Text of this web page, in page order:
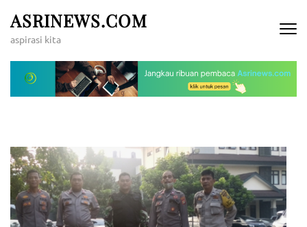
ke
konten
Enter)
ASRINEWS.COM
aspirasi kita